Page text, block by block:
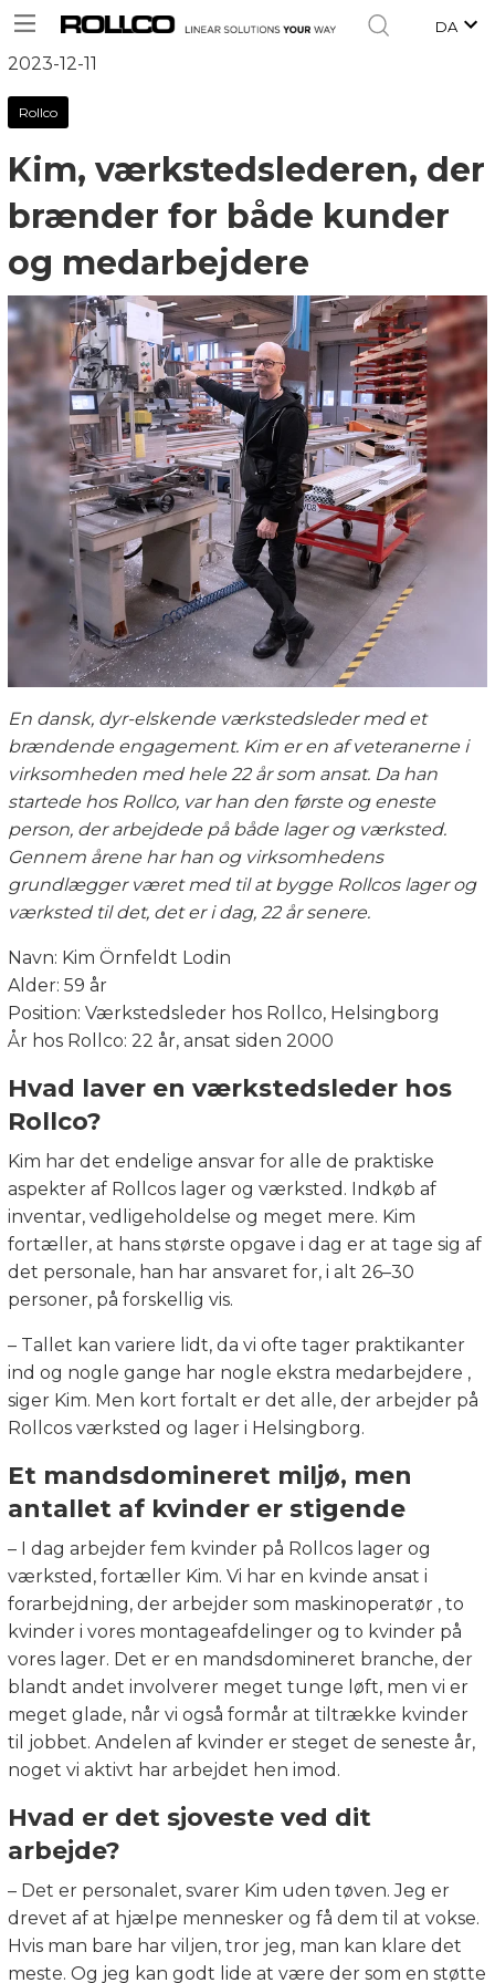
DA
2023-12-11
Rollco
Kim, værkstedslederen, der
brænder for både kunder
og medarbejdere
En dansk, dyr-elskende værkstedsleder med et
brændende engagement. Kim er en af veteranerne i
virksomheden med hele 22 år som ansat. Da han
startede hos Rollco, var han den første og eneste
person, der arbejdede på både lager og værksted.
Gennem årene har han og virksomhedens
grundlægger været med til at bygge Rollcos lager og
værksted til det, det er i dag, 22 år senere.
Navn: Kim Örnfeldt Lodin
Alder: 59 år
Position: Værkstedsleder hos Rollco, Helsingborg
År hos Rollco: 22 år, ansat siden 2000
Hvad laver en værkstedsleder hos
Rollco?
Kim har det endelige ansvar for alle de praktiske
aspekter af Rollcos lager og værksted. Indkøb af
inventar, vedligeholdelse og meget mere. Kim
fortæller, at hans største opgave i dag er at tage sig af
det personale, han har ansvaret for, i alt 26–30
personer, på forskellig vis.
– Tallet kan variere lidt, da vi ofte tager praktikanter
ind og nogle gange har nogle ekstra medarbejdere ,
siger Kim. Men kort fortalt er det alle, der arbejder på
Rollcos værksted og lager i Helsingborg.
Et mandsdomineret miljø, men
antallet af kvinder er stigende
– I dag arbejder fem kvinder på Rollcos lager og
værksted, fortæller Kim. Vi har en kvinde ansat i
forarbejdning, der arbejder som maskinoperatør , to
kvinder i vores montageafdelinger og to kvinder på
vores lager. Det er en mandsdomineret branche, der
blandt andet involverer meget tunge løft, men vi er
meget glade, når vi også formår at tiltrække kvinder
til jobbet. Andelen af kvinder er steget de seneste år,
noget vi aktivt har arbejdet hen imod.
Hvad er det sjoveste ved dit
arbejde?
– Det er personalet, svarer Kim uden tøven. Jeg er
drevet af at hjælpe mennesker og få dem til at vokse.
Hvis man bare har viljen, tror jeg, man kan klare det
meste. Og jeg kan godt lide at være der som en støtte